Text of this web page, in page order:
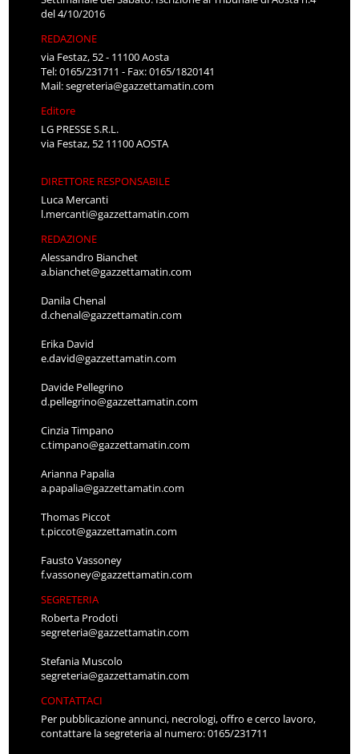
del 4/10/2016
REDAZIONE
via Festaz, 52 - 11100 Aosta
Tel: 0165/231711 - Fax: 0165/1820141
Mail:segreteria@gazzettamatin.com
Editore
LG PRESSE S.R.L.
via Festaz, 52 11100 AOSTA
DIRETTORE RESPONSABILE
Luca Mercanti
l.mercanti@gazzettamatin.com
REDAZIONE
Alessandro Bianchet
a.bianchet@gazzettamatin.com
Danila Chenal
d.chenal@gazzettamatin.com
Erika David
e.david@gazzettamatin.com
Davide Pellegrino
d.pellegrino@gazzettamatin.com
Cinzia Timpano
c.timpano@gazzettamatin.com
Arianna Papalia
a.papalia@gazzettamatin.com
Thomas Piccot
t.piccot@gazzettamatin.com
Fausto Vassoney
f.vassoney@gazzettamatin.com
SEGRETERIA
Roberta Prodoti
segreteria@gazzettamatin.com
Stefania Muscolo
segreteria@gazzettamatin.com
CONTATTACI
Per pubblicazione annunci, necrologi, offro e cerco lavoro,
contattare la segreteria al numero: 0165/231711